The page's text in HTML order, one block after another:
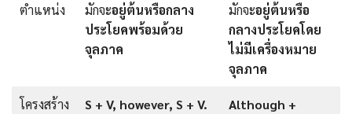
ตําแหน่ง มักจะอยู่ต้นหรือกลาง
ประโยคพร้อมด้วย
จุลภาค
มักจะอยู่ต้นหรือ
กลางประโยคโดย
ไม่มีเครื่องหมาย
จุลภาค
โครงสร้าง S + V, however, S + V.
Although +